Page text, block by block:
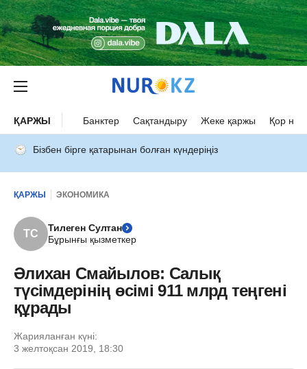
ҚАРЖЫ Банктер Сақтандыру Жеке қаржы Қор
Бізбен бірге қатарынан болған күндеріңіз
ҚАРЖЫ ЭКОНОМИКА
ТС
Тилеген Султан
Бұрынғы қызметкер
Әлихан Смайылов: Салық
түсімдерінің өсімі 911 млрд теңгені
құрады
Жарияланған күні:
3 желтоқсан 2019, 18:30